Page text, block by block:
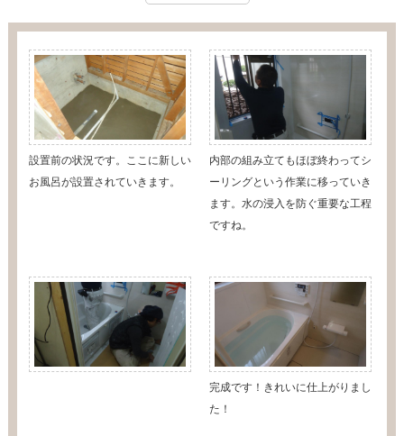
設置前の状況です。ここに新しい
お風呂が設置されていきます。
内部の組み立てもほぼ終わってシ
ーリングという作業に移っていき
ます。水の浸入を防ぐ重要な工程
ですね。
完成です！きれいに仕上がりまし
た！